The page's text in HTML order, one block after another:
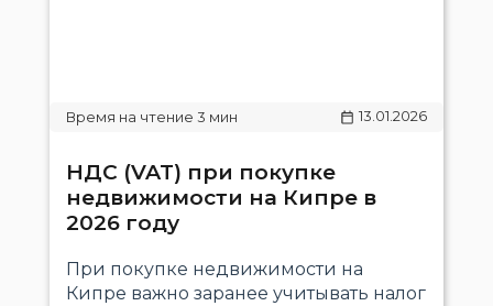
13.01.2026
НДС (VAT) при покупке
недвижимости на Кипре в
2026 году
При покупке недвижимости на
Кипре важно заранее учитывать налог